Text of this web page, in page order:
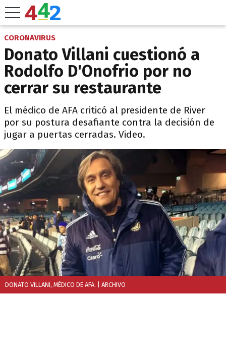
CORONAVIRUS
Donato Villani cuestionó a
Rodolfo D'Onofrio por no
cerrar su restaurante
El médico de AFA criticó al presidente de River
por su postura desafiante contra la decisión de
jugar a puertas cerradas. Video.
DONATO VILLANI, MÉDICO DE AFA. | ARCHIVO